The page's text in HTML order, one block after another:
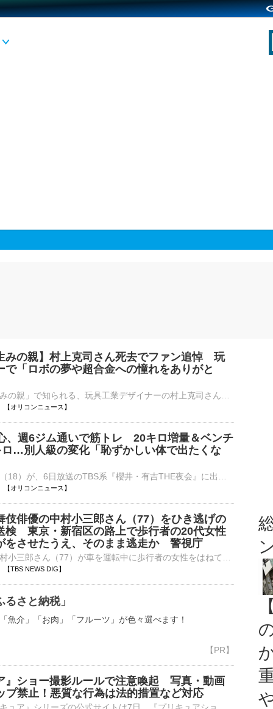
みの親】村上克司さん死去でファン追悼 玩
で「ロボの夢や超合金への憧れをありがと
オリコンニュース】
、週6ジム通いで筋トレ 20キロ増量＆ベンチ
…別人級の変化「恥ずかしい体で出たくな
オリコンニュース】
伎俳優の中村小三郎さん（77）をひき逃げの
検 東京・新宿区の路上で歩行者の20代女性
をさせたうえ、そのまま逃走か 警視庁
TBS NEWS DIG】
さと納税」
魚介」「お肉」「フルーツ」が色々選べます！
』ショー撮影ルールで注意喚起 写真・動画
プ禁止！悪質な行為は法的措置など対応